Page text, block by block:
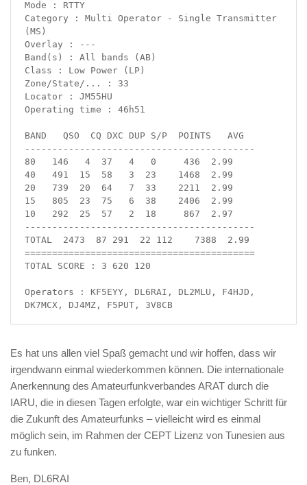
Mode : RTTY
Category : Multi Operator - Single Transmitter
(MS)
Overlay : ---
Band(s) : All bands (AB)
Class : Low Power (LP)
Zone/State/... : 33
Locator : JM55HU
Operating time : 46h51
BAND   QSO  CQ DXC DUP S/P  POINTS   AVG
------------------------------------------
80   146   4  37   4   0     436  2.99
40   491  15  58   3  23    1468  2.99
20   739  20  64   7  33    2211  2.99
15   805  23  75   6  38    2406  2.99
10   292  25  57   2  18     867  2.97
------------------------------------------
TOTAL  2473  87 291  22 112    7388  2.99
==========================================
TOTAL SCORE : 3 620 120
Operators : KF5EYY, DL6RAI, DL2MLU, F4HJD,
DK7MCX, DJ4MZ, F5PUT, 3V8CB
Es hat uns allen viel Spaß gemacht und wir hoffen, dass wir
irgendwann einmal wiederkommen können. Die internationale
Anerkennung des Amateurfunkverbandes ARAT durch die
IARU, die in diesen Tagen erfolgte, war ein wichtiger Schritt für
die Zukunft des Amateurfunks – vielleicht wird es einmal
möglich sein, im Rahmen der CEPT Lizenz von Tunesien aus
zu funken.
Ben, DL6RAI